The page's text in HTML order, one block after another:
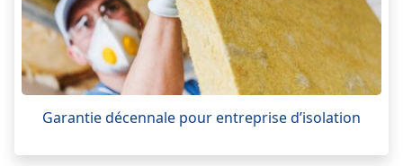
Garantie décennale pour entreprise d’isolation